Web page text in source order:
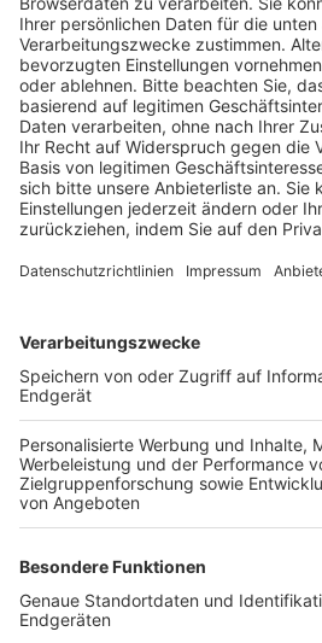
Trainerausbildung
Schulungsangebot Vereinsmitarbeiter
BFV-Geschäftsstellen
Trainerbörse
Login SpielPlus
FOLGE DEM BFV
TOP-VEREINE
TOP-PARTNER